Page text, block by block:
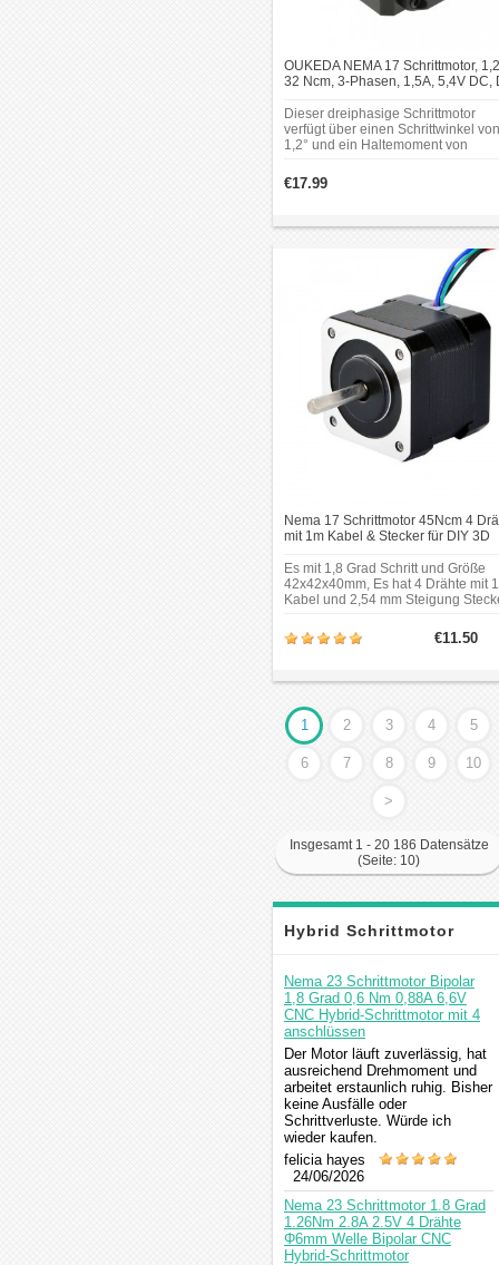
OUKEDA NEMA 17 Schrittmotor,
32 Ncm, 3-Phasen, 1,5A, 5,4V DC,
Dieser dreiphasige Schrittmotor
verfügt über einen Schrittwinkel von
1,2° und ein Haltemoment von
Nennstrom von 1,5 A pro Phase
einer Phasenspannung von 5,4 V
Wellentyp sowie ein kompaktes
€17.99
Nema 17 Schrittmotor 45Ncm 4
mit 1m Kabel & Stecker für DIY 3D
Es mit 1,8 Grad Schritt und Größe
42x42x40mm, Es hat 4 Drähte mit
Kabel und 2,54 mm Steigung
Haltemoment 45Ncm (64 Unzen).
ist die neueste Version mit
Gehäuse: 17HS15-1504S-X1.
€11.50
1 2 3 4 5
6 7 8 9 10
>
Insgesamt 1 - 20 186 Datensätze
(Seite: 10)
Hybrid Schrittmotor
Kommentar
Nema 23 Schrittmotor Bipolar
1,8 Grad 0,6 Nm 0,88A 6,6V
CNC Hybrid-Schrittmotor mit 4
anschlüssen
Der Motor läuft zuverlässig, hat
ausreichend Drehmoment und
arbeitet erstaunlich ruhig. Bisher
keine Ausfälle oder
Schrittverluste. Würde ich
wieder kaufen.
felicia hayes
24/06/2026
Nema 23 Schrittmotor 1.8 Grad
1.26Nm 2.8A 2.5V 4 Drähte
Φ6mm Welle Bipolar CNC
Hybrid-Schrittmotor